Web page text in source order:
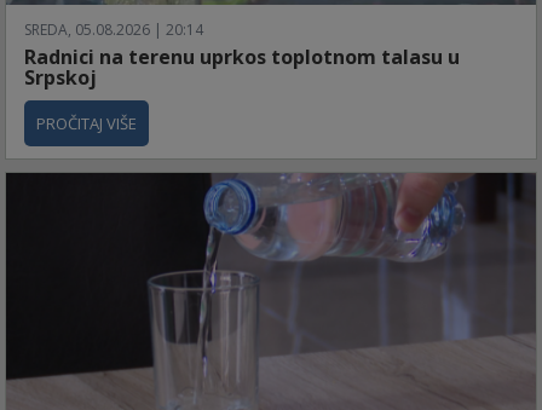
SREDA, 05.08.2026 | 20:14
Radnici na terenu uprkos toplotnom talasu u
Srpskoj
PROČITAJ VIŠE